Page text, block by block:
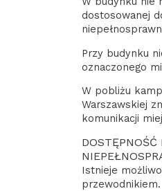
dostosowanej
Przy budynku
oznaczonego
W pobliżu
Warszawskiej
komunikacji
DOSTĘPNOŚĆ
Istnieje
przewodnikiem.